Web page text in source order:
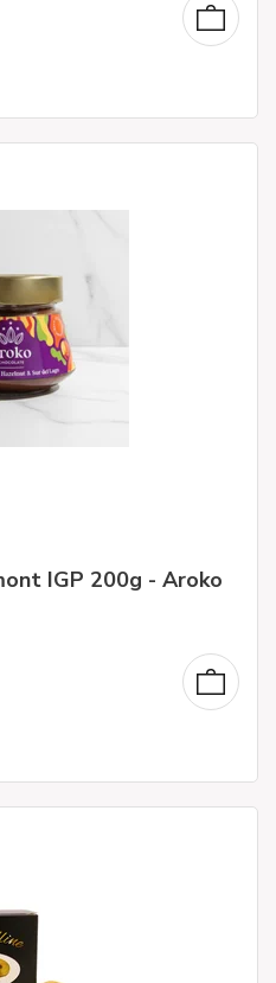
IGP 200g - Aroko